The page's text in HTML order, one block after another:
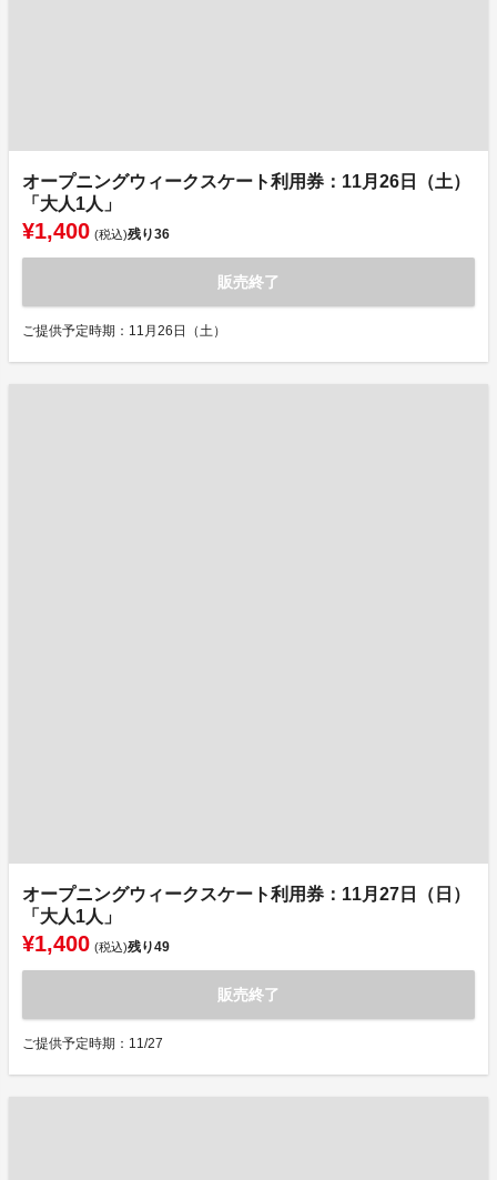
オープニングウィークスケート利用券：11月26日（土）
「大人1人」
¥1,400 (税込)残り36
販売終了
ご提供予定時期：11月26日（土）
オープニングウィークスケート利用券：11月27日（日）
「大人1人」
¥1,400 (税込)残り49
販売終了
ご提供予定時期：11/27